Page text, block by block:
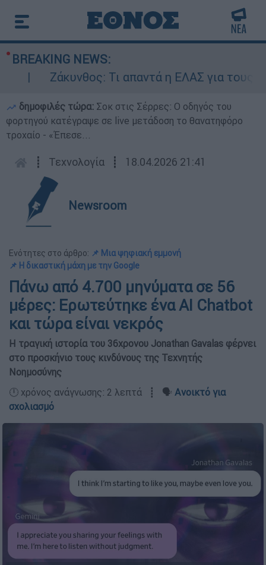
BREAKING NEWS:
Ζάκυνθος: Τι απαντά η ΕΛΑΣ για τους 8
δημοφιλές τώρα: Σοκ στις Σέρρες: Ο οδηγός του
φορτηγού κατέγραψε σε live μετάδοση το θανατηφόρο
τροχαίο - «Έπεσε...
┋ Τεχνολογία ┋ 18.04.2026 21:41
Newsroom
Ενότητες στο άρθρο: 📌 Μια ψηφιακή εμμονή
📌 Η δικαστική μάχη με την Google
Πάνω από 4.700 μηνύματα σε 56
μέρες: Ερωτεύτηκε ένα AI Chatbot
και τώρα είναι νεκρός
Η τραγική ιστορία του 36χρονου Jonathan Gavalas φέρνει
στο προσκήνιο τους κινδύνους της Τεχνητής
Νοημοσύνης
🕛 χρόνος ανάγνωσης: 2 λεπτά ┋ 🗣️ Ανοικτό για
σχολιασμό